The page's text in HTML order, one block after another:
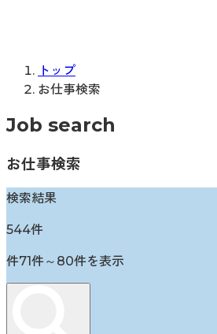
トップ
お仕事検索
Job search
お仕事検索
検索結果
544件
件71件～ 80件を表示